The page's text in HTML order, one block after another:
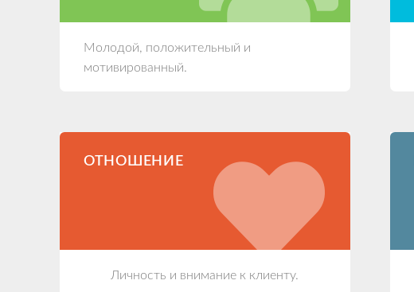
Молодой, положительный и
мотивированный.
ОТНОШЕНИЕ
Личность и внимание к клиенту.